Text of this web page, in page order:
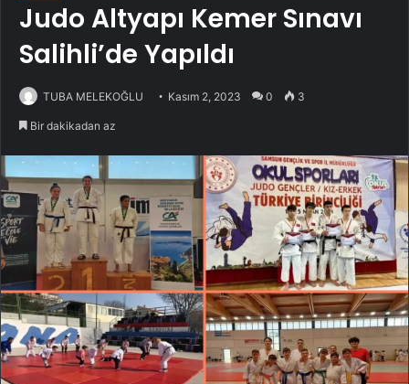
Judo Altyapı Kemer Sınavı
Salihli’de Yapıldı
TUBA MELEKOĞLU Kasım 2, 2023 0 3
Bir dakikadan az